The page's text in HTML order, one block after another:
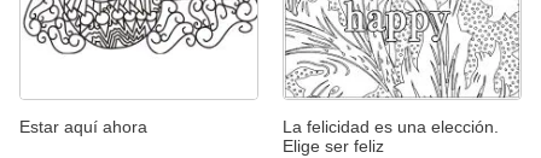
Estar aquí ahora
La felicidad es una elección.
Elige ser feliz